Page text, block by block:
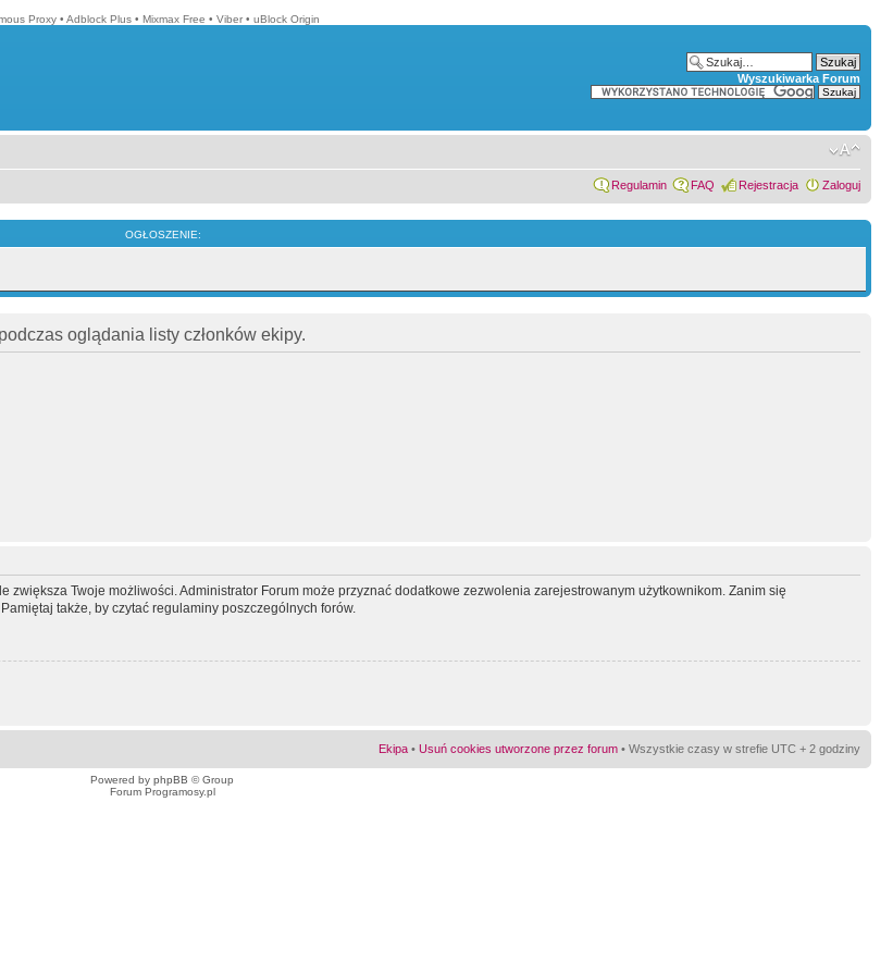
Proxy • Adblock Plus • Mixmax Free • Viber • uBlock Origin
Wyszukiwarka Forum
Regulamin FAQ Rejestracja Zaloguj
OGŁOSZENIE:
oglądania listy członków ekipy.
Twoje możliwości. Administrator Forum może przyznać dodatkowe zezwolenia zarejestrowanym użytkownikom. Zanim się
także, by czytać regulaminy poszczególnych forów.
Ekipa • Usuń cookies utworzone przez forum • Wszystkie czasy w strefie UTC + 2 godziny
Powered by phpBB © Group
Forum Programosy.pl